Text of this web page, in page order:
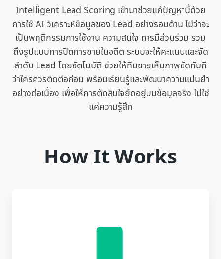
Intelligent Lead Scoring เข้ามาช่วยแก้ปัญหานี้ด้วย
การใช้ AI วิเคราะห์ข้อมูลของ Lead อย่างรอบด้าน ไม่ว่าจะ
เป็นพฤติกรรมการใช้งาน ความสนใจ การมีส่วนร่วม รวม
ถึงรูปแบบการปิดการขายในอดีต ระบบจะให้คะแนนและจัด
ลำดับ Lead โดยอัตโนมัติ ช่วยให้ทีมขายเห็นภาพชัดทันที
ว่าใครควรติดต่อก่อน พร้อมเรียนรู้และพัฒนาความแม่นยำ
อย่างต่อเนื่อง เพื่อให้การตัดสินใจยึดอยู่บนข้อมูลจริง ไม่ใช่
แค่ความรู้สึก
How It Works